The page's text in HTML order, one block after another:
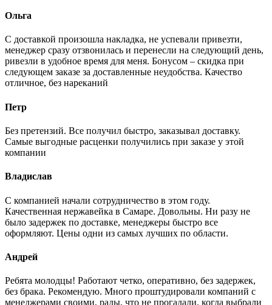
Ольга
С доставкой произошла накладка, не успевали привезти,
менеджер сразу отзвонилась и перенесли на следующий день,
ривезли в удобное время для меня. Бонусом – скидка при
следующем заказе за доставленные неудобства. Качество
отличное, без нареканий
Петр
Без претензий. Все получил быстро, заказывал доставку.
Самые выгодные расценки получились при заказе у этой
компании
Владислав
С компанией начали сотрудничество в этом году.
Качественная нержавейка в Самаре. Довольны. Ни разу не
было задержек по доставке, менеджеры быстро все
оформляют. Цены одни из самых лучших по области.
Андрей
Ребята молодцы! Работают четко, оперативно, без задержек,
без брака. Рекомендую. Много проштудировали компаний с
менеджерами своими, рады, что не прогадали, когда выбрали